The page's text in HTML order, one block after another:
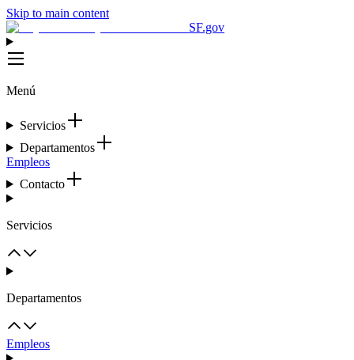
Skip to main content
SF.gov
Menú
Servicios
Departamentos
Empleos
Contacto
Servicios
Departamentos
Empleos